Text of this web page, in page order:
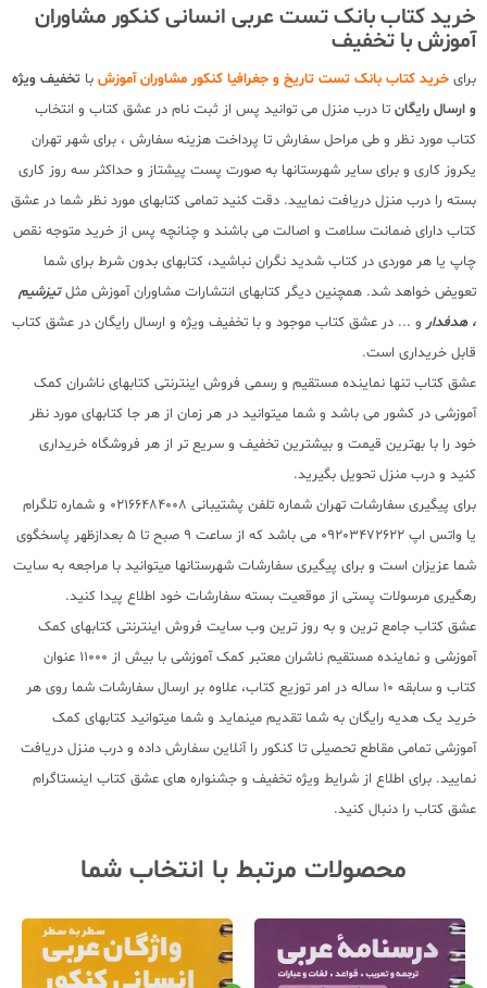
خرید کتاب بانک تست عربی انسانی کنکور مشاوران
آموزش با تخفیف
برای خرید کتاب بانک تست تاریخ و جغرافیا کنکور مشاوران آموزش با تخفیف ویژه
و ارسال رایگان تا درب منزل می توانید پس از ثبت نام در عشق کتاب و انتخاب
کتاب مورد نظر و طی مراحل سفارش تا پرداخت هزینه سفارش ، برای شهر تهران
یکروز کاری و برای سایر شهرستانها به صورت پست پیشتاز و حداکثر سه روز کاری
بسته را درب منزل دریافت نمایید. دقت کنید تمامی کتابهای مورد نظر شما در عشق
کتاب دارای ضمانت سلامت و اصالت می باشند و چنانچه پس از خرید متوجه نقص
چاپ یا هر موردی در کتاب شدید نگران نباشید، کتابهای بدون شرط برای شما
تعویض خواهد شد. همچنین دیگر کتابهای انتشارات مشاوران آموزش مثلتیزشیم
، هدفدار و ... در عشق کتاب موجود و با تخفیف ویژه و ارسال رایگان در عشق کتاب
قابل خریداری است.
عشق کتاب تنها نماینده مستقیم و رسمی فروش اینترنتی کتابهای ناشران کمک
آموزشی در کشور می باشد و شما میتوانید در هر زمان از هر جا کتابهای مورد نظر
خود را با بهترین قیمت و بیشترین تخفیف و سریع تر از هر فروشگاه خریداری
کنید و درب منزل تحویل بگیرید.
برای پیگیری سفارشات تهران شماره تلفن پشتیبانی 02166484008 و شماره تلگرام
یا واتس اپ 09203472622 می باشد که از ساعت 9 صبح تا 5 بعدازظهر پاسخگوی
شما عزیزان است و برای پیگیری سفارشات شهرستانها میتوانید با مراجعه به سایت
رهگیری مرسولات پستی از موقعیت بسته سفارشات خود اطلاع پیدا کنید.
عشق کتاب جامع ترین و به روز ترین وب سایت فروش اینترنتی کتابهای کمک
آموزشی و نماینده مستقیم ناشران معتبر کمک آموزشی با بیش از 11000 عنوان
کتاب و سابقه 10 ساله در امر توزیع کتاب، علاوه بر ارسال سفارشات شما روی هر
خرید یک هدیه رایگان به شما تقدیم مینماید و شما میتوانید کتابهای کمک
آموزشی تمامی مقاطع تحصیلی تا کنکور را آنلاین سفارش داده و درب منزل دریافت
نمایید. برای اطلاع از شرایط ویژه تخفیف و جشنواره های عشق کتاب اینستاگرام
عشق کتاب را دنبال کنید.
محصولات مرتبط با انتخاب شما